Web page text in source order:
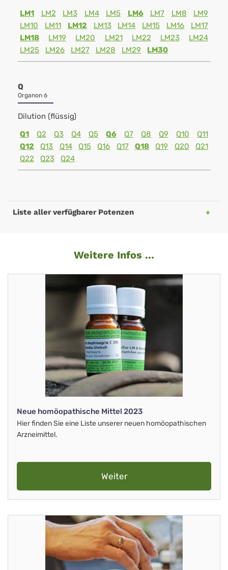
LM1 LM2 LM3 LM4 LM5 LM6 LM7 LM8
LM9
LM10
LM11 LM12 LM13 LM14 LM15 LM16
LM17
LM18
LM19 LM20 LM21 LM22 LM23
LM24
LM25
LM26 LM27 LM28 LM29 LM30
Q
Organon 6
Dilution (flüssig)
Q1
Q2 Q3 Q4 Q5 Q6 Q7 Q8 Q9 Q10
Q11
Q12
Q13 Q14 Q15 Q16 Q17 Q18 Q19 Q20
Q21
Q22
Q23 Q24
Liste aller verfügbarer Potenzen
Weitere Infos ...
Neue homöopathische Mittel 2023
Hier finden Sie eine Liste unserer neuen homöopathischen
Arzneimittel.
Weiter